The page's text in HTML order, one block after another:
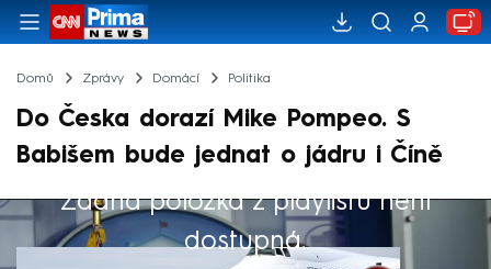
Domů Zprávy Domácí Politika
Do Česka dorazí Mike Pompeo. S
Babišem bude jednat o jádru i Číně
Žádná položka z playlistu není
dostupná.
Výběr redakce